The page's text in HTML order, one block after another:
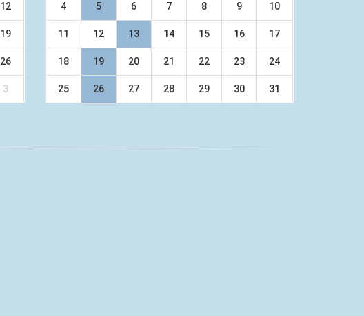
12
19
26
3
4 5 6 7 8 9 10
11 12 13 14 15 16 17
18 19 20 21 22 23 24
25 26 27 28 29 30 31